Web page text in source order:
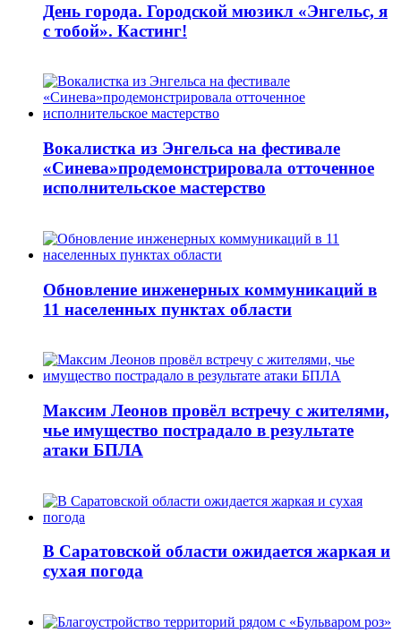
День города. Городской мюзикл «Энгельс, я
с тобой». Кастинг!
Вокалистка из Энгельса на фестивале
«Синева»продемонстрировала отточенное
исполнительское мастерство
Обновление инженерных коммуникаций в
11 населенных пунктах области
Максим Леонов провёл встречу с жителями,
чье имущество пострадало в результате
атаки БПЛА
В Саратовской области ожидается жаркая и
сухая погода